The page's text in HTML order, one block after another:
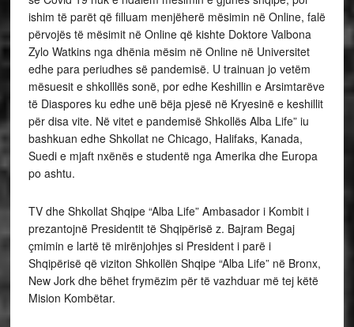
ishim të parët që filluam menjëherë mësimin në Online, falë
përvojës të mësimit në Online që kishte Doktore Valbona
Zylo Watkins nga dhënia mësim në Online në Universitet
edhe para periudhes së pandemisë. U trainuan jo vetëm
mësuesit e shkolllës sonë, por edhe Keshillin e Arsimtarëve
të Diaspores ku edhe unë bëja pjesë në Kryesinë e keshillit
për disa vite. Në vitet e pandemisë Shkollës Alba Life” iu
bashkuan edhe Shkollat ne Chicago, Halifaks, Kanada,
Suedi e mjaft nxënës e studentë nga Amerika dhe Europa
po ashtu.
TV dhe Shkollat Shqipe “Alba Life” Ambasador i Kombit i
prezantojnë Presidentit të Shqipërisë z. Bajram Begaj
çmimin e lartë të mirënjohjes si President i parë i
Shqipërisë që viziton Shkollën Shqipe “Alba Life” në Bronx,
New Jork dhe bëhet frymëzim për të vazhduar më tej këtë
Mision Kombëtar.